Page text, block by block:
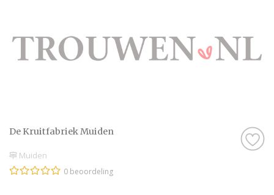
De Kruitfabriek Muiden
Muiden
0 beoordeling